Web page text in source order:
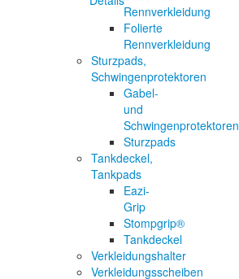
Rennverkleidung
Folierte
Rennverkleidung
Sturzpads,
Schwingenprotektoren
Gabel-
und
Schwingenprotektoren
Sturzpads
Tankdeckel,
Tankpads
Eazi-
Grip
Stompgrip®
Tankdeckel
Verkleidungshalter
Verkleidungsscheiben